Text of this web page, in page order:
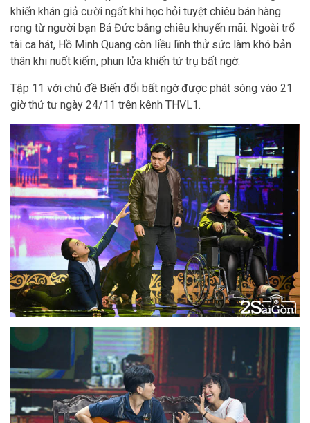
khiến khán giả cười ngất khi học hỏi tuyệt chiêu bán hàng
rong từ người bạn Bá Đức bằng chiêu khuyến mãi. Ngoài trổ
tài ca hát, Hồ Minh Quang còn liều lĩnh thử sức làm khó bản
thân khi nuốt kiếm, phun lửa khiến tứ trụ bất ngờ.
Tập 11 với chủ đề Biến đổi bất ngờ được phát sóng vào 21
giờ thứ tư ngày 24/11 trên kênh THVL1.